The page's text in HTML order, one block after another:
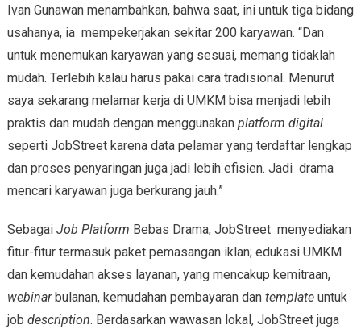
Ivan Gunawan menambahkan, bahwa saat, ini untuk tiga bidang
usahanya, ia mempekerjakan sekitar 200 karyawan. “Dan
untuk menemukan karyawan yang sesuai, memang tidaklah
mudah. Terlebih kalau harus pakai cara tradisional. Menurut
saya sekarang melamar kerja di UMKM bisa menjadi lebih
praktis dan mudah dengan menggunakan platform digital
seperti JobStreet karena data pelamar yang terdaftar lengkap
dan proses penyaringan juga jadi lebih efisien. Jadi drama
mencari karyawan juga berkurang jauh.”
Sebagai Job Platform Bebas Drama, JobStreet menyediakan
fitur-fitur termasuk paket pemasangan iklan; edukasi UMKM
dan kemudahan akses layanan, yang mencakup kemitraan,
webinarbulanan, kemudahan pembayaran dan templateuntuk
job description. Berdasarkan wawasan lokal, JobStreet juga